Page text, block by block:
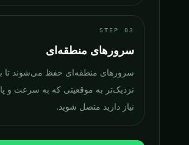
STEP
سرورهای منطقه‌ای
سرورهای منطقه‌ای حفظ می‌شوند تا بتوانید
نزدیک‌تر به موقعیتی که به سرعت و پایداری
نیاز دارید متصل شوید.